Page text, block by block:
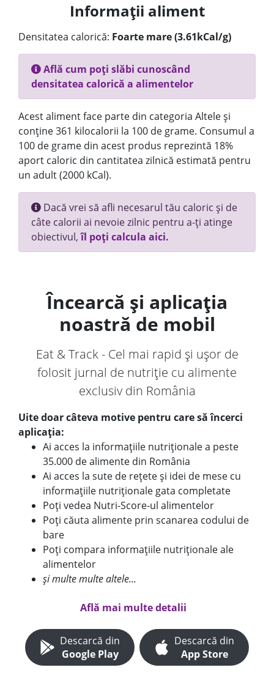
Informații aliment
Densitatea calorică: Foarte mare (3.61kCal/g)
Află cum poți slăbi cunoscând
densitatea calorică a alimentelor
Acest aliment face parte din categoria Altele și
conține 361 kilocalorii la 100 de grame. Consumul a
100 de grame din acest produs reprezintă 18%
aport caloric din cantitatea zilnică estimată pentru
un adult (2000 kCal).
Dacă vrei să afli necesarul tău caloric și de
câte calorii ai nevoie zilnic pentru a-ți atinge
obiectivul,îl poți calcula aici.
Încearcă și aplicația
noastră de mobil
Eat & Track - Cel mai rapid și ușor de
folosit jurnal de nutriție cu alimente
exclusiv din România
Uite doar câteva motive pentru care să încerci
aplicația:
Ai acces la informațiile nutriționale a peste
35.000 de alimente din România
Ai acces la sute de rețete și idei de mese cu
informațiile nutriționale gata completate
Poți vedea Nutri-Score-ul alimentelor
Poți căuta alimente prin scanarea codului de
bare
Poți compara informațiile nutriționale ale
alimentelor
și multe multe altele...
Află mai multe detalii
Descarcă din
Google Play
Descarcă din
App Store